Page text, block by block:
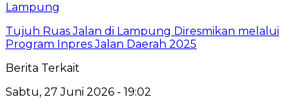
Lampung
Tujuh Ruas Jalan di Lampung Diresmikan melalui
Program Inpres Jalan Daerah 2025
Berita Terkait
Sabtu, 27 Juni 2026 - 19:02